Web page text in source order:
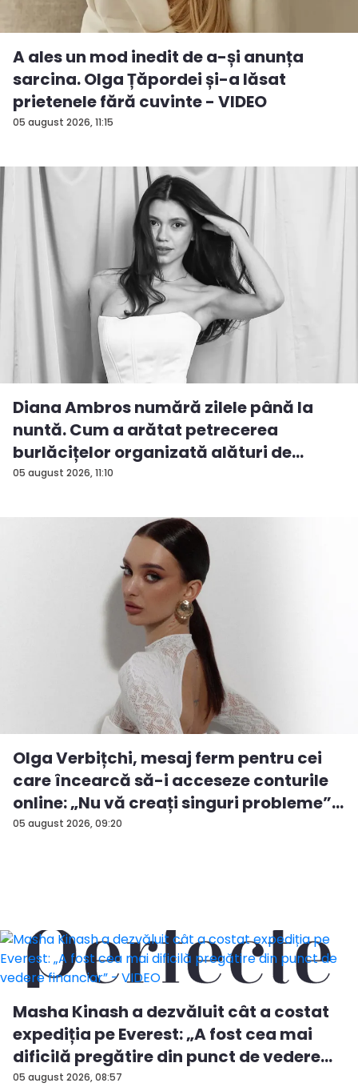
05 august 2026, 11:15
A ales un mod inedit de a-și anunța
sarcina. Olga Țăpordei și-a lăsat
prietenele fără cuvinte - VIDEO
05 august 2026, 11:10
Diana Ambros numără zilele până la
nuntă. Cum a arătat petrecerea
burlăcițelor organizată alături de
prietene - FOTO/VIDEO
05 august 2026, 09:20
Olga Verbițchi, mesaj ferm pentru cei
care încearcă să-i acceseze conturile
online: „Nu vă creați singuri probleme” -
VIDEO
05 august 2026, 08:57
Masha Kinash a dezvăluit cât a costat
expediția pe Everest: „A fost cea mai
dificilă pregătire din punct de vedere
financiar” - VIDEO